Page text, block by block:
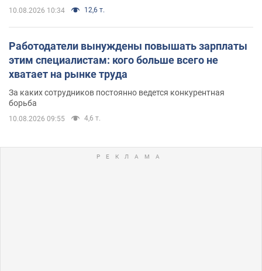
10.08.2026 10:34 12,6 т.
Работодатели вынуждены повышать зарплаты
этим специалистам: кого больше всего не
хватает на рынке труда
За каких сотрудников постоянно ведется конкурентная
борьба
10.08.2026 09:55 4,6 т.